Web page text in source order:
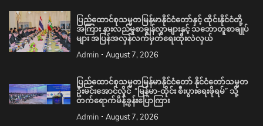
ပြည်ထောင်စုသမ္မတမြန်မာနိုင်ငံတော်နှင့် ထိုင်းနိုင်ငံတို့
အကြား နားလည်မှုစာချွန်လွှာများနှင့် သဘောတူစာချုပ်
များ အပြန်အလှန်လက်မှတ်ရေးထိုးလဲလှယ်
Admin August 7, 2026
ပြည်ထောင်စုသမ္မတမြန်မာနိုင်ငံတော် နိုင်ငံတော်သမ္မတ
ဦးမင်းအောင်လှိုင် “မြန်မာ-ထိုင်း စီးပွားရေးဖိုရမ်” သို့
တက်ရောက်မိန့်ခွန်းပြောကြား
Admin August 7, 2026